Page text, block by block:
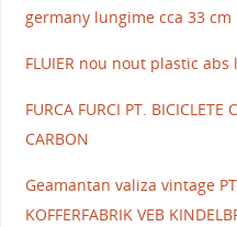
germany lungime cca 33 cm
FLUIER nou nout plastic
FURCA FURCI PT.
CARBON
Geamantan valiza vintage
KOFFERFABRIK VEB